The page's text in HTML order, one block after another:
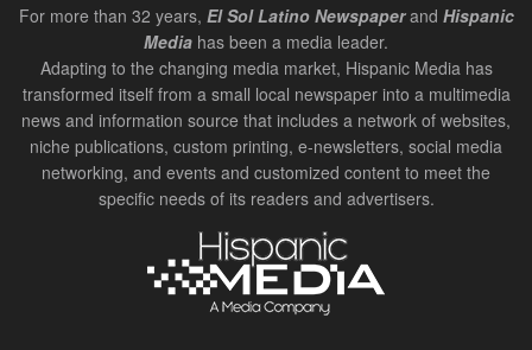
For more than 32 years, El Sol Latino Newspaperand Hispanic
Media has been a media leader.
Adapting to the changing media market, Hispanic Media has
transformed itself from a small local newspaper into a multimedia
news and information source that includes a network of websites,
niche publications, custom printing, e-newsletters, social media
networking, and events and customized content to meet the
specific needs of its readers and advertisers.